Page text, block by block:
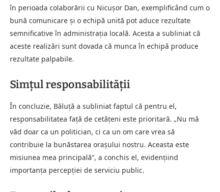
în perioada colaborării cu Nicușor Dan, exemplificând cum o
bună comunicare și o echipă unită pot aduce rezultate
semnificative în administrația locală. Acesta a subliniat că
aceste realizări sunt dovada că munca în echipă produce
rezultate palpabile.
Simțul responsabilității
În concluzie, Băluță a subliniat faptul că pentru el,
responsabilitatea față de cetățeni este prioritară. „Nu mă
văd doar ca un politician, ci ca un om care vrea să
contribuie la bunăstarea orașului nostru. Aceasta este
misiunea mea principală”, a conchis el, evidențiind
importanța percepției de serviciu public.